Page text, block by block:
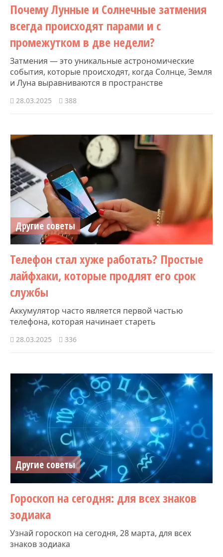
Почему Лунные и Солнечные затмения
всегда происходят парами и с
промежутком в две недели?
Затмения — это уникальные астрономические
события, которые происходят, когда Солнце, Земля
и Луна выравниваются в пространстве
28.03.2025 388
Другие советы
Телефон стал хуже работать? Простые
лайфхаки, которые продлят его срок
службы
Аккумулятор часто является первой частью
телефона, которая начинает стареть
28.03.2025 336
Другие советы
Гороскоп на сегодня: для всех знаков
зодиака
Узнай гороскоп на сегодня, 28 марта, для всех
знаков зодиака